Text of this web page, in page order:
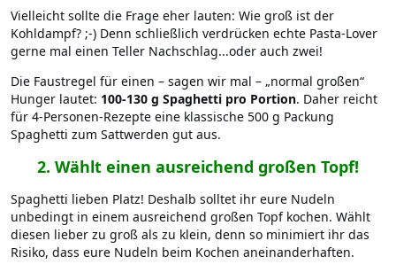
Vielleicht sollte die Frage eher lauten: Wie groß ist der
Kohldampf? ;-) Denn schließlich verdrücken echte Pasta-Lover
gerne mal einen Teller Nachschlag...oder auch zwei!
Die Faustregel für einen – sagen wir mal – „normal großen“
Hunger lautet: 100-130 g Spaghetti pro Portion. Daher reicht
für 4-Personen-Rezepte eine klassische 500 g Packung
Spaghetti zum Sattwerden gut aus.
2. Wählt einen ausreichend großen Topf!
Spaghetti lieben Platz! Deshalb solltet ihr eure Nudeln
unbedingt in einem ausreichend großen Topf kochen. Wählt
diesen lieber zu groß als zu klein, denn so minimiert ihr das
Risiko, dass eure Nudeln beim Kochen aneinanderhaften.